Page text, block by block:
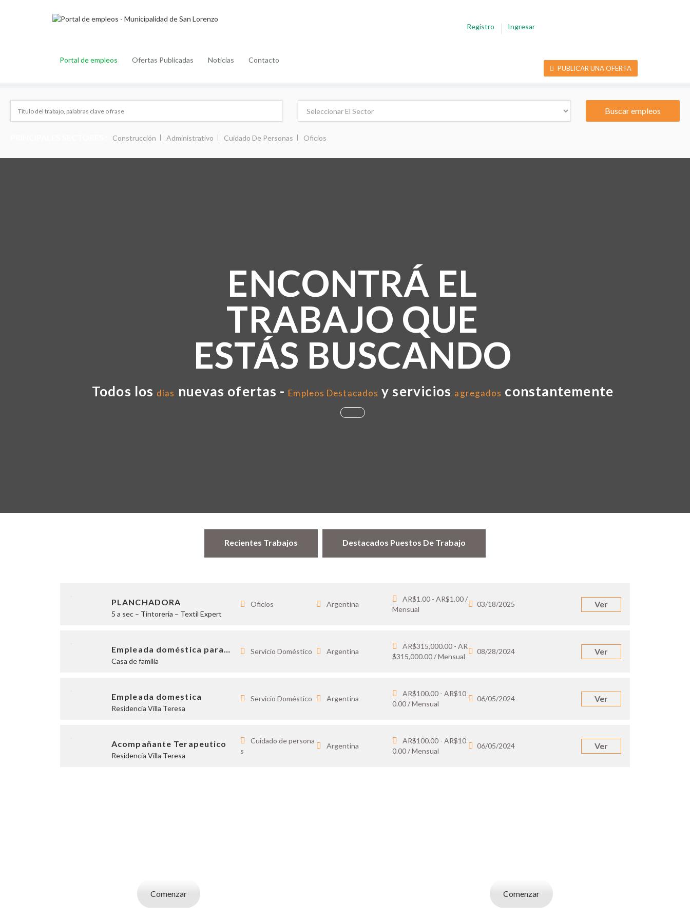
Portal de empleos Ofertas Publicadas Noticias Contacto
Registro Ingresar
PUBLICAR UNA OFERTA
Construcción Administrativo Cuidado De Personas Oficios
ENCONTRÁ EL
TRABAJO QUE
ESTÁS BUSCANDO
Todos los días nuevas ofertas - Empleos Destacados y servicios agregados constantemente
Recientes Trabajos Destacados Puestos De Trabajo
PLANCHADORA
5 a sec – Tintoreria – Textil Expert
Oficios Argentina
AR$1.00 - AR$1.00 /
Mensual
03/18/2025 Ver
Empleada doméstica para…
Casa de familia
Servicio Doméstico Argentina
AR$315,000.00 - AR
$315,000.00 / Mensual
08/28/2024 Ver
Empleada domestica
Residencia Villa Teresa
Servicio Doméstico Argentina
AR$100.00 - AR$10
0.00 / Mensual
06/05/2024 Ver
Acompañante Terapeutico
Residencia Villa Teresa
Cuidado de persona
s
Argentina
AR$100.00 - AR$10
0.00 / Mensual
06/05/2024 Ver
Comenzar Comenzar